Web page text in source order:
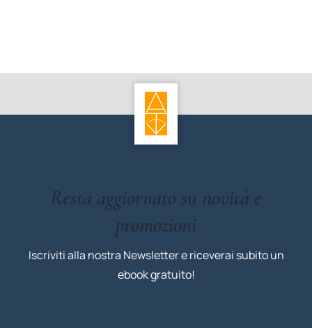
Resta aggiornato su novità e
promozioni
Iscriviti alla nostra Newsletter e riceverai subito un
ebook gratuito!